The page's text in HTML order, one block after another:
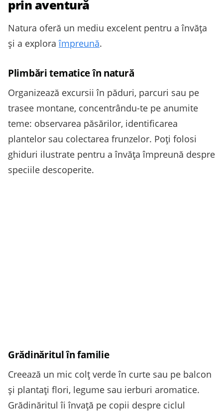
prin aventură
Natura oferă un mediu excelent pentru a învăța
și a exploraîmpreună.
Plimbări tematice în natură
Organizează excursii în păduri, parcuri sau pe
trasee montane, concentrându-te pe anumite
teme: observarea păsărilor, identificarea
plantelor sau colectarea frunzelor. Poți folosi
ghiduri ilustrate pentru a învăța împreună despre
speciile descoperite.
Grădinăritul în familie
Creează un mic colț verde în curte sau pe balcon
și plantați flori, legume sau ierburi aromatice.
Grădinăritul îi învață pe copii despre ciclul